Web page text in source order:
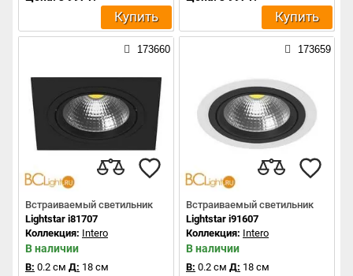
Купить Купить
173660
Встраиваемый светильник
Lightstar i81707
Коллекция: Intero
В наличии
В: 0.2 см Д: 18 см
173659
Встраиваемый светильник
Lightstar i91607
Коллекция: Intero
В наличии
В: 0.2 см Д: 18 см